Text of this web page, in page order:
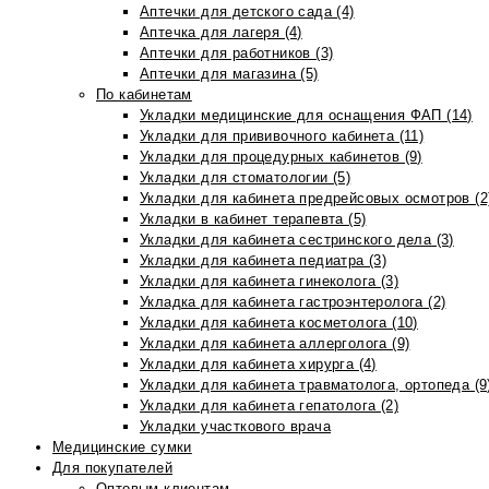
Аптечки для детского сада (4)
Аптечка для лагеря (4)
Аптечки для работников (3)
Аптечки для магазина (5)
По кабинетам
Укладки медицинские для оснащения ФАП (14)
Укладки для прививочного кабинета (11)
Укладки для процедурных кабинетов (9)
Укладки для стоматологии (5)
Укладки для кабинета предрейсовых осмотров
Укладки в кабинет терапевта (5)
Укладки для кабинета сестринского дела (3)
Укладки для кабинета педиатра (3)
Укладки для кабинета гинеколога (3)
Укладка для кабинета гастроэнтеролога (2)
Укладки для кабинета косметолога (10)
Укладки для кабинета аллерголога (9)
Укладки для кабинета хирурга (4)
Укладки для кабинета травматолога, ортопеда
Укладки для кабинета гепатолога (2)
Укладки участкового врача
Медицинские сумки
Для покупателей